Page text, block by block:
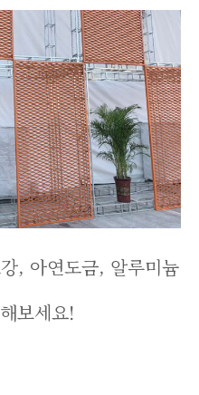
, 아연도금, 알루미늄
보세요!